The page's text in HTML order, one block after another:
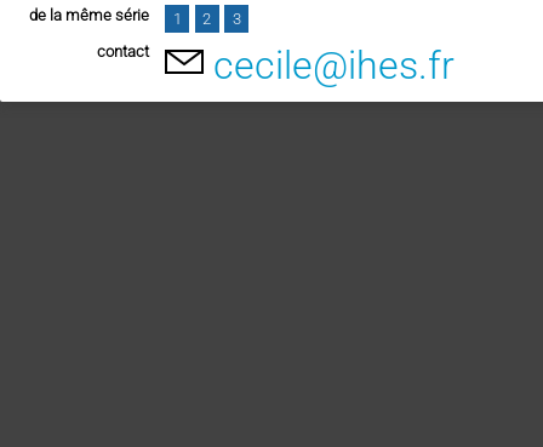
de la même série 1 2
3
contact
cecile@ihes.fr